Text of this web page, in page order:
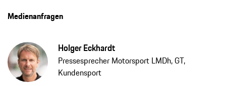
Medienanfragen
Holger Eckhardt
Pressesprecher Motorsport LMDh, GT,
Kundensport